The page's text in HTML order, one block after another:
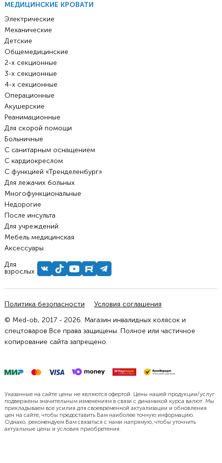
МЕДИЦИНСКИЕ КРОВАТИ
Электрические
Механические
Детские
Общемедицинские
2-х секционные
3-х секционные
4-х секционные
Операционные
Акушерские
Реанимационные
Для скорой помощи
Больничные
С санитарным оснащением
С кардиокреслом
С функцией «Тренделенбург»
Для лежачих больных
Многофункциональные
Недорогие
После инсульта
Для учреждений
Мебель медицинская
Аксессуары
Для
взрослых
Политика безопасности
Условия соглашения
© Med-ob, 2017 - 2026. Магазин инвалидных колясок и
спецтоваров Все права защищены. Полное или частичное
копирование сайта запрещено.
Указанные на сайте цены не являются офертой. Цены нашей продукции/услуг
подвержены значительным изменениям в связи с динамикой курса валют. Мы
прикладываем все усилия для своевременной актуализации и обновления
цен на сайте, чтобы предоставить Вам наиболее точную информацию.
Однако, рекомендуем Вам связаться с нами напрямую, чтобы уточнить
актуальные цены и условия приобретения.